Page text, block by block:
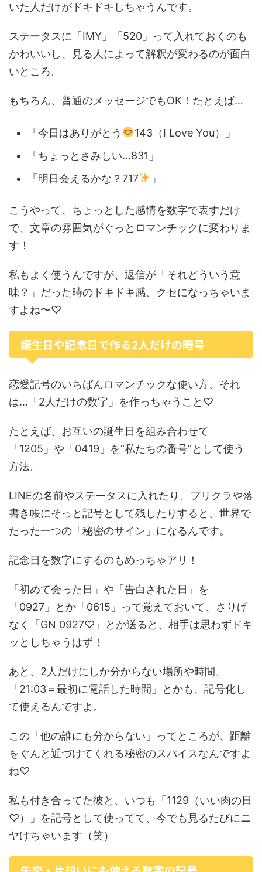
いた人だけがドキドキしちゃうんです。
ステータスに「IMY」「520」って入れておくのも
かわいいし、見る人によって解釈が変わるのが面白
いところ。
もちろん、普通のメッセージでもOK！たとえば…
「今日はありがとう
143（I Love You）」
「ちょっとさみしい…831」
「明日会えるかな？717
」
こうやって、ちょっとした感情を数字で表すだけ
で、文章の雰囲気がぐっとロマンチックに変わりま
す！
私もよく使うんですが、返信が「それどういう意
味？」だった時のドキドキ感、クセになっちゃいま
すよね〜♡
誕生日や記念日で作る2人だけの暗号
恋愛記号のいちばんロマンチックな使い方、それ
は…「2人だけの数字」を作っちゃうこと♡
たとえば、お互いの誕生日を組み合わせて
「1205」や「0419」を“私たちの番号”として使う
方法。
LINEの名前やステータスに入れたり、プリクラや落
書き帳にそっと記号として残したりすると、世界で
たった一つの「秘密のサイン」になるんです。
記念日を数字にするのもめっちゃアリ！
「初めて会った日」や「告白された日」を
「0927」とか「0615」って覚えておいて、さりげ
なく「GN 0927♡」とか送ると、相手は思わずドキ
ッとしちゃうはず！
あと、2人だけにしか分からない場所や時間、
「21:03＝最初に電話した時間」とかも、記号化し
て使えるんですよ。
この「他の誰にも分からない」ってところが、距離
をぐんと近づけてくれる秘密のスパイスなんですよ
ね♡
私も付き合ってた彼と、いつも「1129（いい肉の日
♡）」を記号として使ってて、今でも見るたびにニ
ヤけちゃいます（笑）